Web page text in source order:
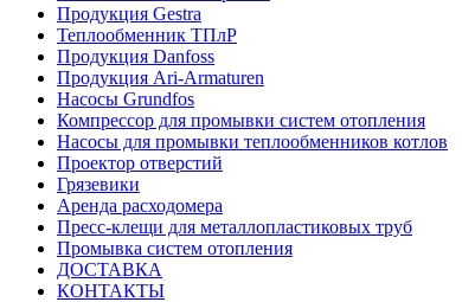
Продукция Gestra
Теплообменник ТПлР
Продукция Danfoss
Продукция Ari-Armaturen
Насосы Grundfos
Компрессор для промывки систем отопления
Насосы для промывки теплообменников котлов
Проектор отверстий
Грязевики
Аренда расходомера
Пресс-клещи для металлопластиковых труб
Промывка систем отопления
ДОСТАВКА
КОНТАКТЫ